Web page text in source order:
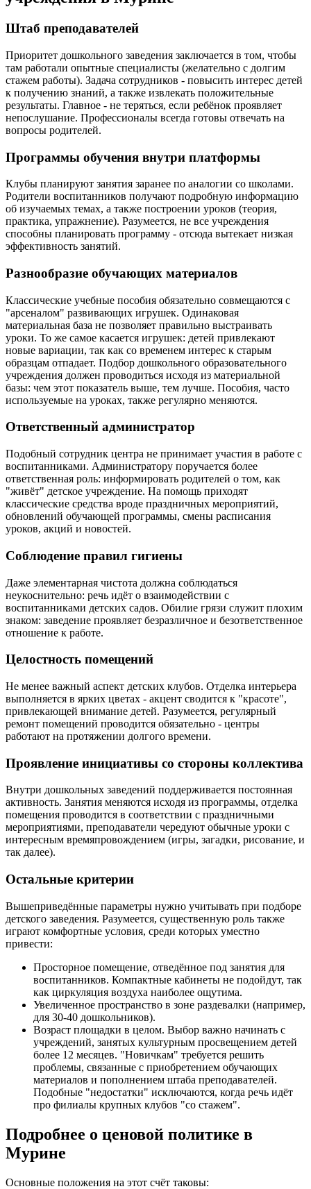
Штаб преподавателей
Приоритет дошкольного заведения заключается в том, чтобы
там работали опытные специалисты (желательно с долгим
стажем работы). Задача сотрудников - повысить интерес детей
к получению знаний, а также извлекать положительные
результаты. Главное - не теряться, если ребёнок проявляет
непослушание. Профессионалы всегда готовы отвечать на
вопросы родителей.
Программы обучения внутри платформы
Клубы планируют занятия заранее по аналогии со школами.
Родители воспитанников получают подробную информацию
об изучаемых темах, а также построении уроков (теория,
практика, упражнение). Разумеется, не все учреждения
способны планировать программу - отсюда вытекает низкая
эффективность занятий.
Разнообразие обучающих материалов
Классические учебные пособия обязательно совмещаются с
"арсеналом" развивающих игрушек. Одинаковая
материальная база не позволяет правильно выстраивать
уроки. То же самое касается игрушек: детей привлекают
новые вариации, так как со временем интерес к старым
образцам отпадает. Подбор дошкольного образовательного
учреждения должен проводиться исходя из материальной
базы: чем этот показатель выше, тем лучше. Пособия, часто
используемые на уроках, также регулярно меняются.
Ответственный администратор
Подобный сотрудник центра не принимает участия в работе с
воспитанниками. Администратору поручается более
ответственная роль: информировать родителей о том, как
"живёт" детское учреждение. На помощь приходят
классические средства вроде праздничных мероприятий,
обновлений обучающей программы, смены расписания
уроков, акций и новостей.
Соблюдение правил гигиены
Даже элементарная чистота должна соблюдаться
неукоснительно: речь идёт о взаимодействии с
воспитанниками детских садов. Обилие грязи служит плохим
знаком: заведение проявляет безразличное и безответственное
отношение к работе.
Целостность помещений
Не менее важный аспект детских клубов. Отделка интерьера
выполняется в ярких цветах - акцент сводится к "красоте",
привлекающей внимание детей. Разумеется, регулярный
ремонт помещений проводится обязательно - центры
работают на протяжении долгого времени.
Проявление инициативы со стороны коллектива
Внутри дошкольных заведений поддерживается постоянная
активность. Занятия меняются исходя из программы, отделка
помещения проводится в соответствии с праздничными
мероприятиями, преподаватели чередуют обычные уроки с
интересным времяпровождением (игры, загадки, рисование, и
так далее).
Остальные критерии
Вышеприведённые параметры нужно учитывать при подборе
детского заведения. Разумеется, существенную роль также
играют комфортные условия, среди которых уместно
привести:
Просторное помещение, отведённое под занятия для
воспитанников. Компактные кабинеты не подойдут, так
как циркуляция воздуха наиболее ощутима.
Увеличенное пространство в зоне раздевалки (например,
для 30-40 дошкольников).
Возраст площадки в целом. Выбор важно начинать с
учреждений, занятых культурным просвещением детей
более 12 месяцев. "Новичкам" требуется решить
проблемы, связанные с приобретением обучающих
материалов и пополнением штаба преподавателей.
Подобные "недостатки" исключаются, когда речь идёт
про филиалы крупных клубов "со стажем".
Подробнее о ценовой политике в
Мурине
Основные положения на этот счёт таковы: